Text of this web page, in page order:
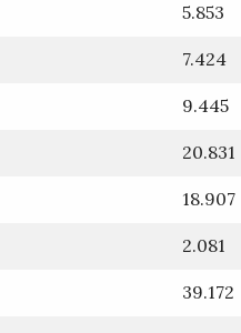
5.853
7.424
9.445
20.831
18.907
2.081
39.172